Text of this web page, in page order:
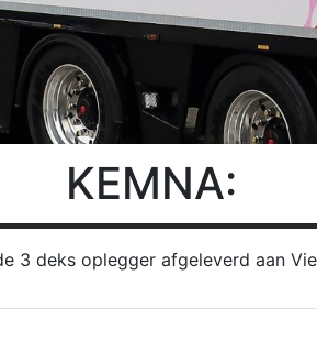
KEMNA:
3 deks oplegger afgeleverd aan